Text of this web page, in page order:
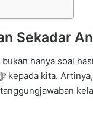
Sekadar
hanya soal